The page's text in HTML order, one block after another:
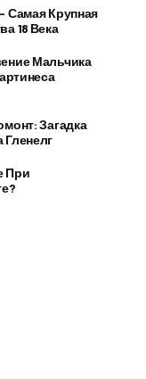
Самая Крупная
18 Века
Мальчика
Загадка
При